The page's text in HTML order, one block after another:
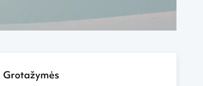
Grotažymės